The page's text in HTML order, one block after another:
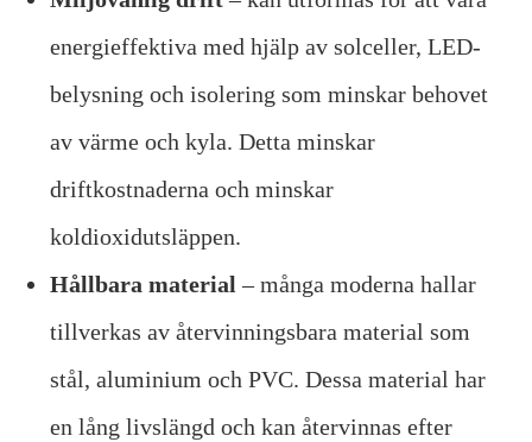
energieffektiva med hjälp av solceller, LED-
belysning och isolering som minskar behovet
av värme och kyla. Detta minskar
driftkostnaderna och minskar
koldioxidutsläppen.
Hållbara material– många moderna hallar
tillverkas av återvinningsbara material som
stål, aluminium och PVC. Dessa material har
en lång livslängd och kan återvinnas efter